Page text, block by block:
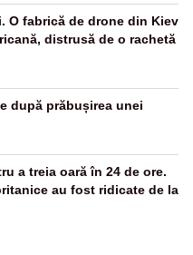
O fabrică de drone din Kiev
distrusă de o rachetă
după prăbușirea unei
a treia oară în 24 de ore.
au fost ridicate de la